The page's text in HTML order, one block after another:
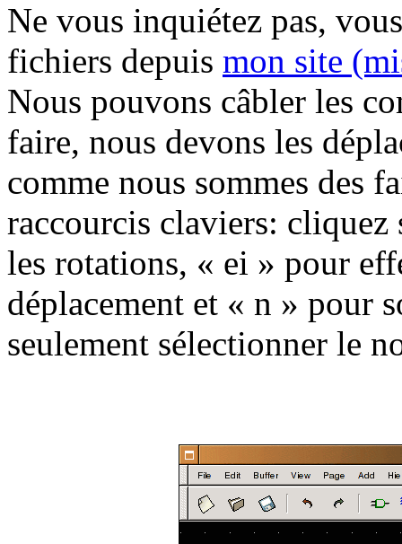
Ne vous inquiétez pas,
fichiers depuis mon site
Nous pouvons câbler les
faire, nous devons les
comme nous sommes des
raccourcis claviers:
les rotations, « ei » pour
déplacement et « n » pour
seulement sélectionner le